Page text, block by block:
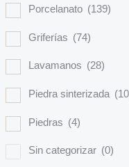
Porcelanato (139)
Griferías (74)
Lavamanos (28)
Piedra sinterizada
Piedras (4)
Sin categorizar (0)